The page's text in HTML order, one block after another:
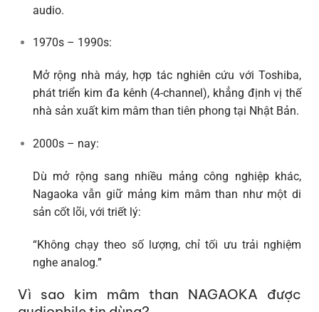
audio.
1970s – 1990s:
Mở rộng nhà máy, hợp tác nghiên cứu với Toshiba,
phát triển kim đa kênh (4-channel), khẳng định vị thế
nhà sản xuất kim mâm than tiên phong tại Nhật Bản.
2000s – nay:
Dù mở rộng sang nhiều mảng công nghiệp khác,
Nagaoka vẫn giữ mảng kim mâm than như một di
sản cốt lõi, với triết lý:
“Không chạy theo số lượng, chỉ tối ưu trải nghiệm
nghe analog.”
Vì sao kim mâm than NAGAOKA được